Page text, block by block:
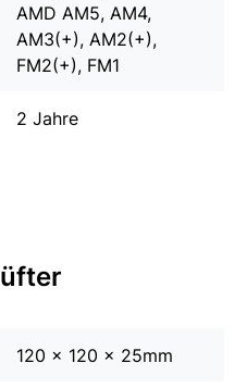
AMD AM5, AM4,
AM3(+), AM2(+),
FM2(+), FM1
2 Jahre
120 x 120 x 25mm